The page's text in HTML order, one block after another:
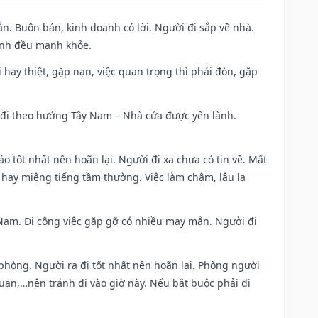
Buôn bán, kinh doanh có lời. Người đi sắp về nhà.
đều mạnh khỏe.
thiệt, gặp nạn, việc quan trọng thì phải đòn, gặp
theo hướng Tây Nam – Nhà cửa được yên lành.
tốt nhất nên hoãn lại. Người đi xa chưa có tin về. Mất
miệng tiếng tầm thường. Việc làm chậm, lâu la
Đi công việc gặp gỡ có nhiều may mắn. Người đi
Người ra đi tốt nhất nên hoãn lại. Phòng người
tránh đi vào giờ này. Nếu bắt buộc phải đi